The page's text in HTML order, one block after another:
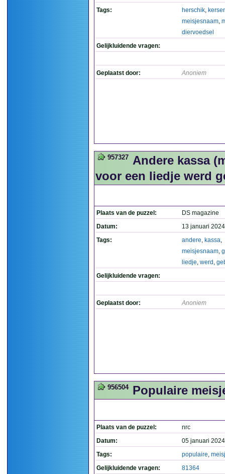
Tags: herschik,
meisjesnaam,
diervoedsel
Gelijkluidende vragen:
Geplaatst door: Anoniem
957327 Andere kassa
voor een liedje werd
Plaats van de puzzel:
DS magazine
Datum:
13 januari
Tags:
andere, kassa,
meisjesnaam,
liedje, werd ,
Gelijkluidende vragen:
Geplaatst door: Anoniem
956504 Populaire
Plaats van de puzzel:
nrc
Datum:
05 januari
Tags:
populaire,
Gelijkluidende vragen:
81364